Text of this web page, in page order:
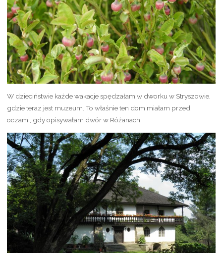
W dzieciństwie każde wakacje spędzałam w dworku w Stryszowie,
gdzie teraz jest muzeum. To właśnie ten dom miałam przed
oczami, gdy opisywałam dwór w Różanach.